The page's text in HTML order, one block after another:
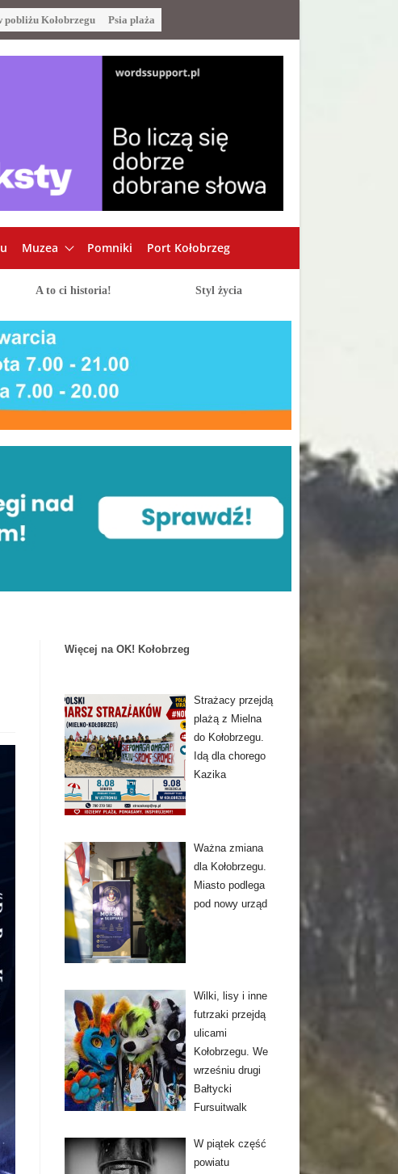
pobliżu Kołobrzegu Psia plaża
Muzea Pomniki Port Kołobrzeg
A to ci historia! Styl życia
Więcej na OK! Kołobrzeg
Strażacy przejdą
plażą z Mielna
do Kołobrzegu.
Idą dla chorego
Kazika
Ważna zmiana
dla Kołobrzegu.
Miasto podlega
pod nowy urząd
Wilki, lisy i inne
futrzaki przejdą
ulicami
Kołobrzegu. We
wrześniu drugi
Bałtycki
Fursuitwalk
W piątek część
powiatu